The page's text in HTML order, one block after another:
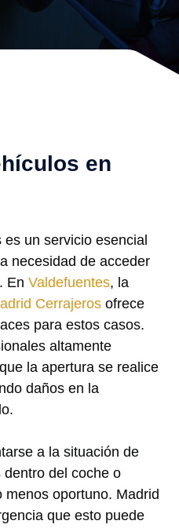
en
un servicio esencial
necesidad de acceder
En Valdefuentes, la
Cerrajeros ofrece
para estos casos.
altamente
la apertura se realice
daños en la
a la situación de
dentro del coche o
oportuno. Madrid
que esto puede